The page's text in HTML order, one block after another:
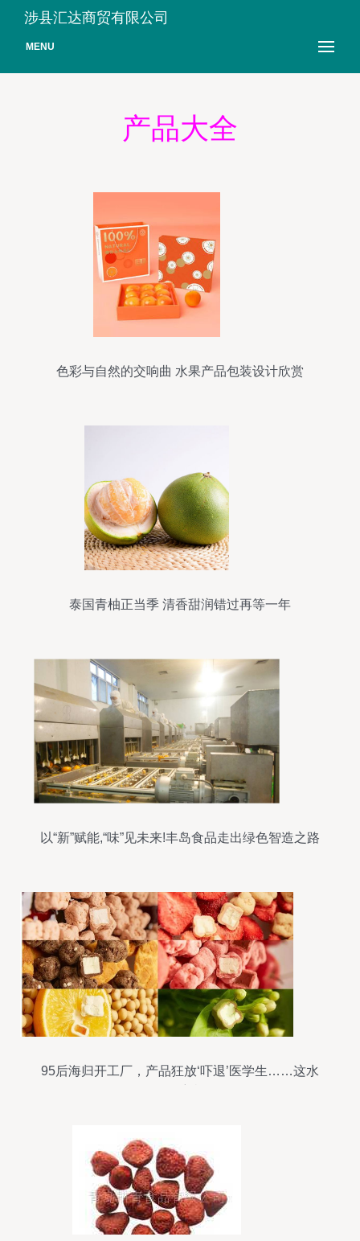
涉县汇达商贸有限公司
MENU
产品大全
色彩与自然的交响曲 水果产品包装设计欣赏
泰国青柚正当季 清香甜润错过再等一年
以“新”赋能,“味”见未来!丰岛食品走出绿色智造之路
95后海归开工厂，产品狂放‘吓退’医学生……这水